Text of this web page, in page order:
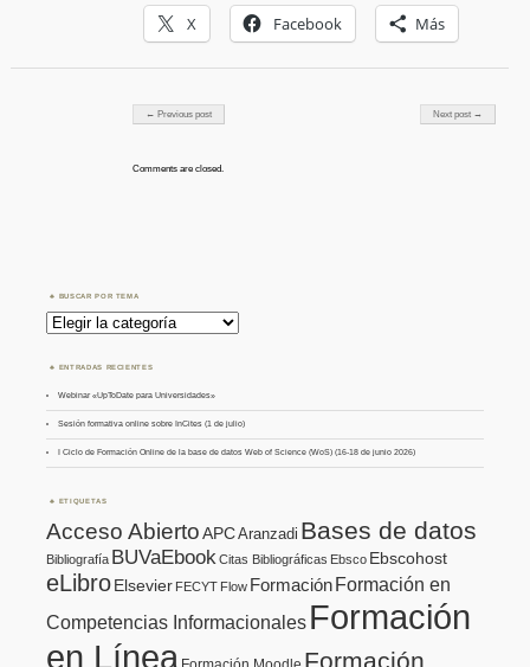
X Facebook Más
← Previous post Next post →
Comments are closed.
BUSCAR POR TEMA
Buscar
por
Tema
ENTRADAS RECIENTES
Webinar «UpToDate para Universidades»
Sesión formativa online sobre InCites (1 de julio)
I Ciclo de Formación Online de la base de datos Web of Science (WoS) (16-18 de junio 2026)
ETIQUETAS
Acceso AbiertoAPCAranzadi Bases de datos
Bibliografía BUVaEbook Citas Bibliográficas Ebsco Ebscohost
eLibroElsevier FECYT Flow FormaciónFormación en
Competencias Informacionales Formación
en Línea
Formación